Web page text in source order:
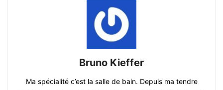
Bruno Kieffer
Ma spécialité c’est la salle de bain. Depuis ma tendre